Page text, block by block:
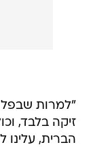
"למרות
זיקה בלבד,
הברית, עלינו